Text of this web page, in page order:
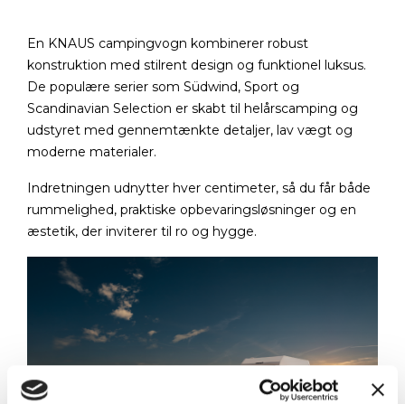
En KNAUS campingvogn kombinerer robust
konstruktion med stilrent design og funktionel luksus.
De populære serier som Südwind, Sport og
Scandinavian Selection er skabt til helårscamping og
udstyret med gennemtænkte detaljer, lav vægt og
moderne materialer.
Indretningen udnytter hver centimeter, så du får både
rummelighed, praktiske opbevaringsløsninger og en
æstetik, der inviterer til ro og hygge.